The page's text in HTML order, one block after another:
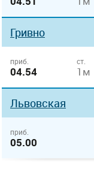
Гривно
приб.
04.54
ст.
1м
Львовская
приб.
05.00